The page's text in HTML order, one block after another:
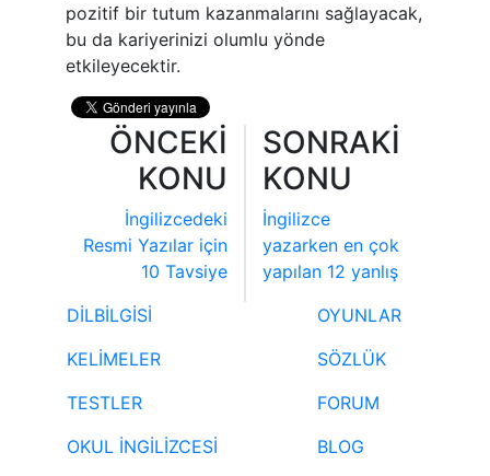
pozitif bir tutum kazanmalarını sağlayacak,
bu da kariyerinizi olumlu yönde
etkileyecektir.
ÖNCEKİ
KONU
İngilizcedeki
Resmi Yazılar için
10 Tavsiye
SONRAKİ
KONU
İngilizce
yazarken en çok
yapılan 12 yanlış
DİLBİLGİSİ
KELİMELER
TESTLER
OKUL İNGİLİZCESİ
OYUNLAR
SÖZLÜK
FORUM
BLOG